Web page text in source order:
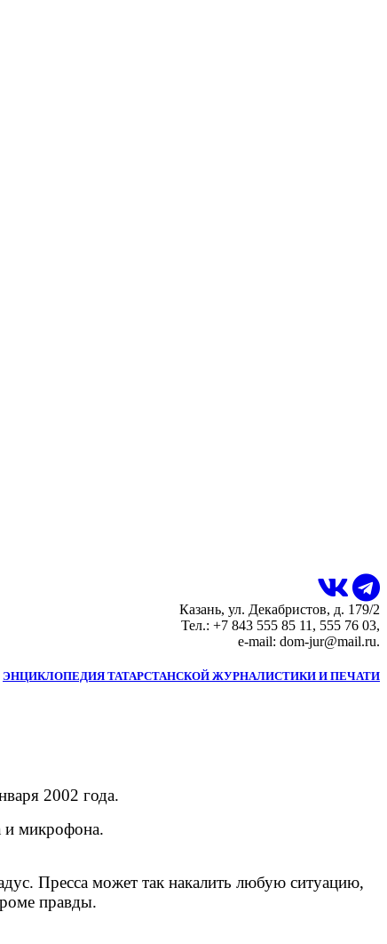
Казань, ул. Декабристов, д. 179/2
Тел.: +7 843 555 85 11, 555 76 03,
e-mail: dom-jur@mail.ru.
ЭНЦИКЛОПЕДИЯ ТАТАРСТАНСКОЙ ЖУРНАЛИСТИКИ И ПЕЧАТИ
2002 года.
и микрофона.
Пресса может так накалить любую ситуацию,
правды.